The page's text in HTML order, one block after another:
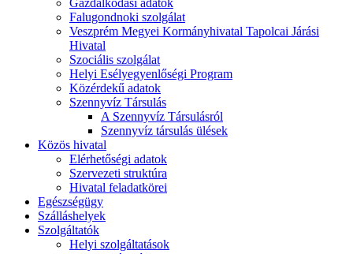
Falugondnoki szolgálat
Veszprém Megyei Kormányhivatal Tapolcai Járási
Hivatal
Szociális szolgálat
Helyi Esélyegyenlőségi Program
Közérdekű adatok
Szennyvíz Társulás
A Szennyvíz Társulásról
Szennyvíz társulás ülések
Közös hivatal
Elérhetőségi adatok
Szervezeti struktúra
Hivatal feladatkörei
Egészségügy
Szálláshelyek
Szolgáltatók
Helyi szolgáltatások